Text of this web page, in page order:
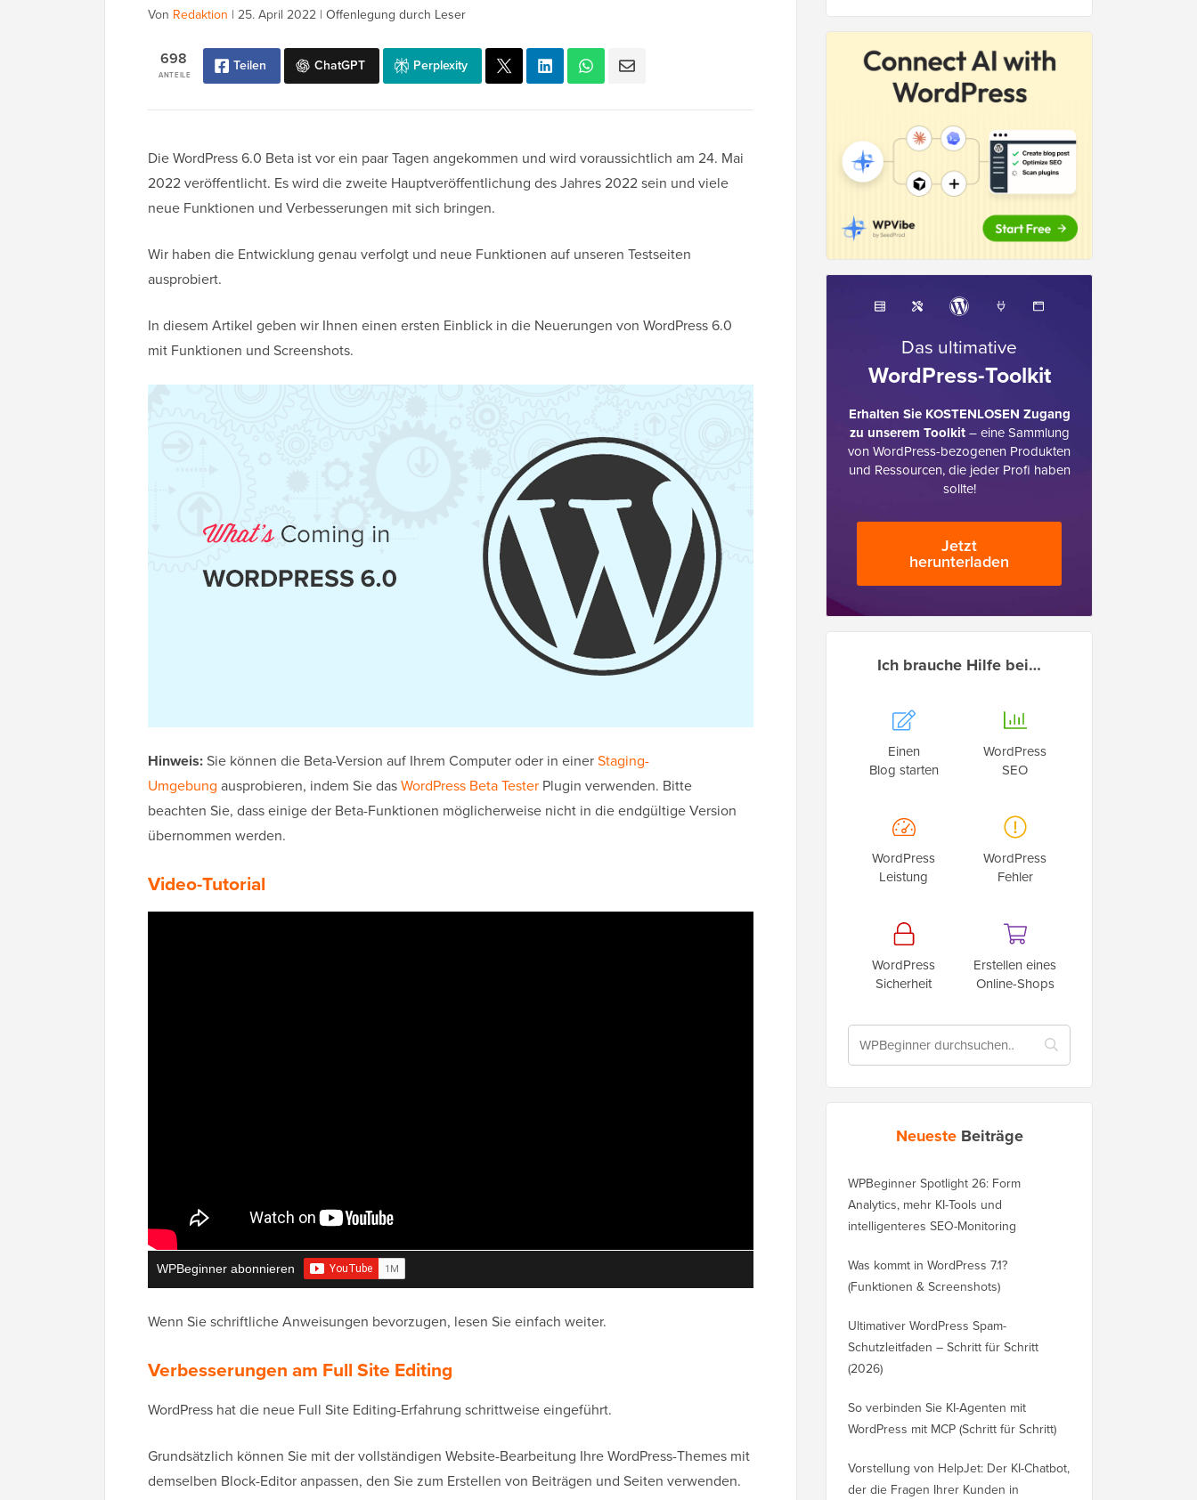
Von Redaktion | 25. April 2022 | Offenlegung durch Leser
ANTEILE
698 Teilen ChatGPT Perplexity
Die WordPress 6.0 Beta ist vor ein paar Tagen angekommen und wird voraussichtlich am 24. Mai
2022 veröffentlicht. Es wird die zweite Hauptveröffentlichung des Jahres 2022 sein und viele
neue Funktionen und Verbesserungen mit sich bringen.
Wir haben die Entwicklung genau verfolgt und neue Funktionen auf unseren Testseiten
ausprobiert.
In diesem Artikel geben wir Ihnen einen ersten Einblick in die Neuerungen von WordPress 6.0
mit Funktionen und Screenshots.
Hinweis:Sie können die Beta-Version auf Ihrem Computer oder in einerStaging-
Umgebung ausprobieren, indem Sie dasWordPress Beta Tester Plugin verwenden. Bitte
beachten Sie, dass einige der Beta-Funktionen möglicherweise nicht in die endgültige Version
übernommen werden.
Video-Tutorial
WPBeginner abonnieren
Wenn Sie schriftliche Anweisungen bevorzugen, lesen Sie einfach weiter.
Verbesserungen am Full Site Editing
WordPress hat die neue Full Site Editing-Erfahrung schrittweise eingeführt.
Grundsätzlich können Sie mit der vollständigen Website-Bearbeitung Ihre WordPress-Themes mit
demselben Block-Editor anpassen, den Sie zum Erstellen von Beiträgen und Seiten verwenden.
Das ultimative
WordPress-Toolkit
Erhalten Sie KOSTENLOSEN Zugang
zu unserem Toolkit– eine Sammlung
von WordPress-bezogenen Produkten
und Ressourcen, die jeder Profi haben
sollte!
Jetzt
herunterladen
Ich brauche Hilfe bei…
Einen
Blog starten
WordPress
SEO
WordPress
Leistung
WordPress
Fehler
WordPress
Sicherheit
Erstellen eines
Online-Shops
Neueste Beiträge
WPBeginner Spotlight 26: Form
Analytics, mehr KI-Tools und
intelligenteres SEO-Monitoring
Was kommt in WordPress 7.1?
(Funktionen & Screenshots)
Ultimativer WordPress Spam-
Schutzleitfaden – Schritt für Schritt
(2026)
So verbinden Sie KI-Agenten mit
WordPress mit MCP (Schritt für Schritt)
Vorstellung von HelpJet: Der KI-Chatbot,
der die Fragen Ihrer Kunden in